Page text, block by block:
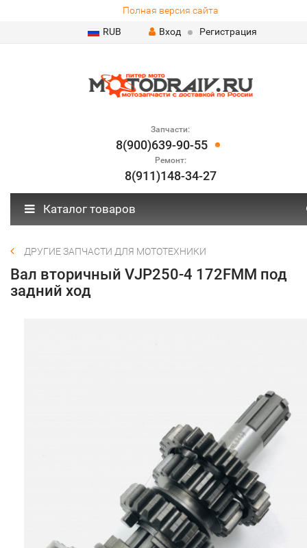
Полная версия сайта
RUB
Вход Регистрация
Запчасти:
8(900)639-90-55
Ремонт:
8(911)148-34-27
Каталог товаров
ДРУГИЕ ЗАПЧАСТИ ДЛЯ МОТОТЕХНИКИ
Вал вторичный VJP250-4 172FMM под
задний ход